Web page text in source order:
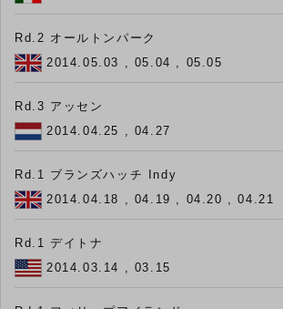
Rd.2 オールトンパーク
2014.05.03 , 05.04 , 05.05
Rd.3 アッセン
2014.04.25 , 04.27
Rd.1 ブランズハッチ Indy
2014.04.18 , 04.19 , 04.20 , 04.21
Rd.1 デイトナ
2014.03.14 , 03.15